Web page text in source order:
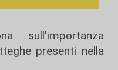
sull'importanza
presenti nella